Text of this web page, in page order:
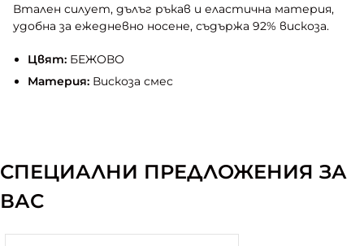
Втален силует, дълъг ръкав и еластична материя,
удобна за ежедневно носене, съдържа 92% вискоза.
Цвят:БЕЖОВО
Материя:Вискоза смес
СПЕЦИАЛНИ ПРЕДЛОЖЕНИЯ ЗА
ВАС